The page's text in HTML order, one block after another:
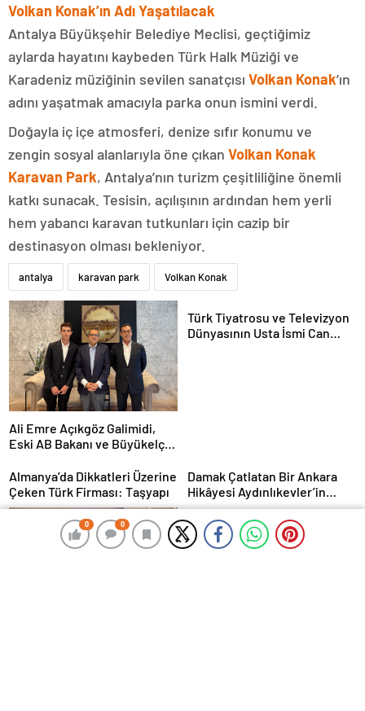
0 0
0 0
Volkan Konak’ın Adı Yaşatılacak
Antalya Büyükşehir Belediye Meclisi, geçtiğimiz
aylarda hayatını kaybeden Türk Halk Müziği ve
Karadeniz müziğinin sevilen sanatçısı Volkan Konak’ın
adını yaşatmak amacıyla parka onun ismini verdi.
Doğayla iç içe atmosferi, denize sıfır konumu ve
zengin sosyal alanlarıyla öne çıkan Volkan Konak
Karavan Park, Antalya’nın turizm çeşitliliğine önemli
katkı sunacak. Tesisin, açılışının ardından hem yerli
hem yabancı karavan tutkunları için cazip bir
destinasyon olması bekleniyor.
antalya karavan park Volkan Konak
Ali Emre Açıkgöz Galimidi,
Eski AB Bakanı ve Büyükelçi
Geldi
Türk Tiyatrosu ve Televizyon
Dünyasının Usta İsmi Can
Almanya’da Dikkatleri Üzerine
Çeken Türk Firması: Taşyapı
Damak Çatlatan Bir Ankara
Hikâyesi Aydınlıkevler’in
Lezzet Durağı Urfa Damak
MasterChef Şampiyonu Eren
Kaşıkçı Evinde Ölü Bulundu!